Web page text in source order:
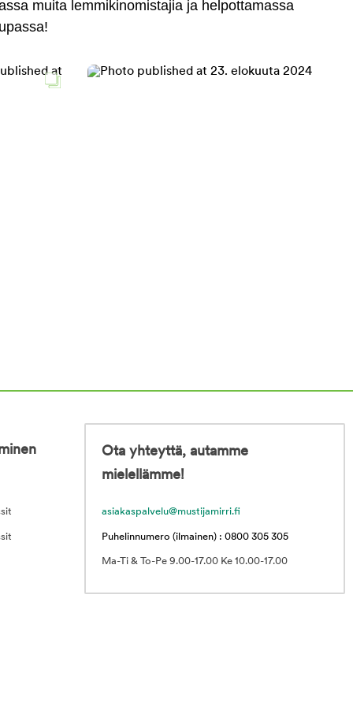
muita lemmikinomistajia ja helpottamassa
Ota yhteyttä, autamme
mielellämme!
asiakaspalvelu@mustijamirri.fi
Puhelinnumero (ilmainen) : 0800 305 305
Ma-Ti & To-Pe 9.00-17.00 Ke 10.00-17.00